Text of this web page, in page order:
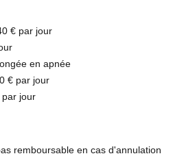
€ par jour
en apnée
€ par jour
jour
remboursable en cas d'annulation